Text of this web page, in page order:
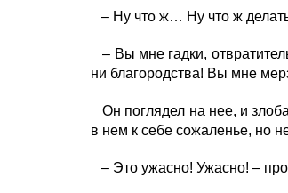
– Ну что ж… Ну что ж
– Вы мне гадки,
ни благородства! Вы мне
Он поглядел на нее, и
в нем к себе сожаленье, но
– Это ужасно! Ужасно! –